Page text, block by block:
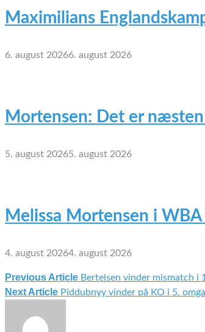
Maximilians
6. august 20266. august 2026
Mortensen: Det er
5. august 20265. august 2026
Melissa Mortensen i
4. august 20264. august 2026
Indlægsnavigation
Previous Article Bertelsen vinder mismatch i
Next Article Piddubnyy vinder på KO i 5.